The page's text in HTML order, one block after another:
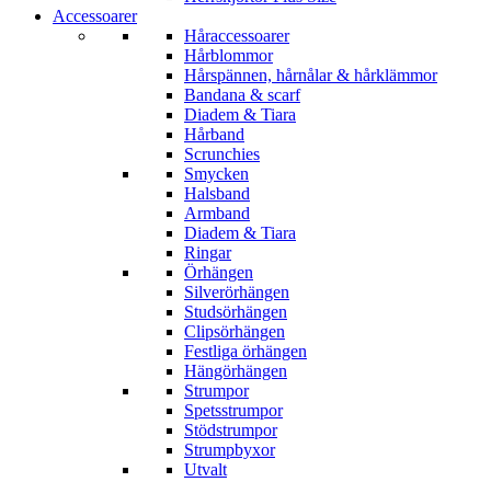
Accessoarer
Håraccessoarer
Hårblommor
Hårspännen, hårnålar & hårklämmor
Bandana & scarf
Diadem & Tiara
Hårband
Scrunchies
Smycken
Halsband
Armband
Diadem & Tiara
Ringar
Örhängen
Silverörhängen
Studsörhängen
Clipsörhängen
Festliga örhängen
Hängörhängen
Strumpor
Spetsstrumpor
Stödstrumpor
Strumpbyxor
Utvalt